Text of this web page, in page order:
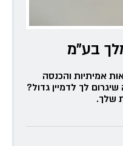
בע״מ
אמיתיות והכנסה
לך לדמיין גדול?
שלך.